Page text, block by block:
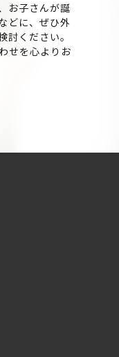
お子さんが誕
どに、ぜひ外
ください。
せを心よりお